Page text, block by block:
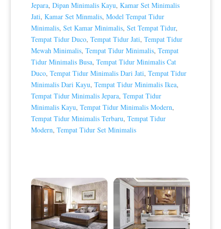
Jepara, Dipan Minimalis Kayu, Kamar Set Minimalis
Jati, Kamar Set Minmalis, Model Tempat Tidur
Minimalis, Set Kamar Minimalis, Set Tempat Tidur,
Tempat Tidur Duco, Tempat Tidur Jati, Tempat Tidur
Mewah Minimalis, Tempat Tidur Minimalis, Tempat
Tidur Minimalis Busa, Tempat Tidur Minimalis Cat
Duco, Tempat Tidur Minimalis Dari Jati, Tempat Tidur
Minimalis Dari Kayu, Tempat Tidur Minimalis Ikea,
Tempat Tidur Minimalis Jepara, Tempat Tidur
Minimalis Kayu, Tempat Tidur Minimalis Modern,
Tempat Tidur Minimalis Terbaru, Tempat Tidur
Modern, Tempat Tidur Set Minimalis